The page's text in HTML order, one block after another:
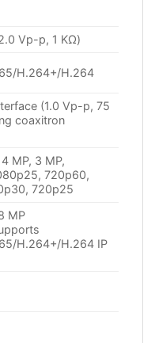
Vp-p, 1 KΩ)
H.264+/H.264
(1.0 Vp-p, 75
coaxitron
MP, 3 MP,
720p60,
720p25
MP
H.264+/H.264 IP